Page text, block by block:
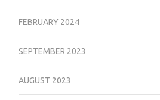
FEBRUARY 2024
SEPTEMBER 2023
AUGUST 2023